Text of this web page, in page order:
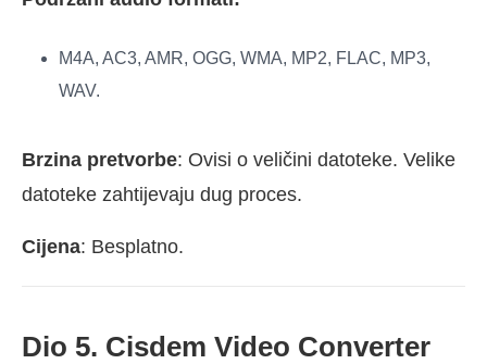
M4A, AC3, AMR, OGG, WMA, MP2, FLAC, MP3,
WAV.
Brzina pretvorbe: Ovisi o veličini datoteke. Velike
datoteke zahtijevaju dug proces.
Cijena: Besplatno.
Dio 5. Cisdem Video Converter